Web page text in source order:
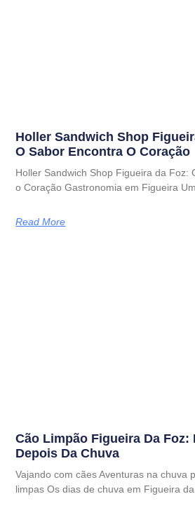
Holler Sandwich Shop
O Sabor Encontra O Coração
Holler Sandwich Shop Figueira da Foz:
o Coração Gastronomia em Figueira
Read More
Cão Limpão Figueira Da Foz:
Depois Da Chuva
Vajando com cães Aventuras na chuva
limpas Os dias de chuva em Figueira